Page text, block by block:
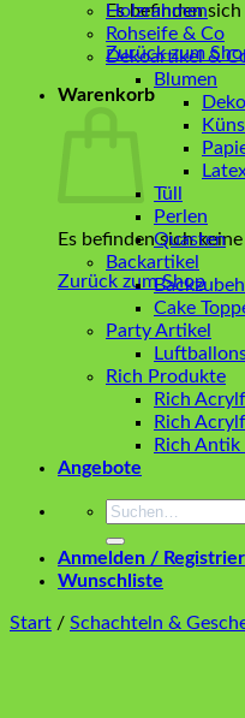
Es befinden
Zurück zum
Warenkorb
Es befinden sich
Zurück zum Shop
Holzrahmen
Rohseife & Co
Dekoartikel &
Blumen
Tüll
Perlen
Quasten
Backartikel
Cake
Party Artikel
Rich Produkte
Rich
Rich
Rich
Angebote
Suchen
Anmelden /
Wunschliste
Start / Schachteln &